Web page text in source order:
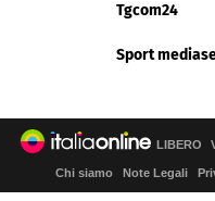
Tgcom24
Sport
LIBERO
Chi siamo Note Legali